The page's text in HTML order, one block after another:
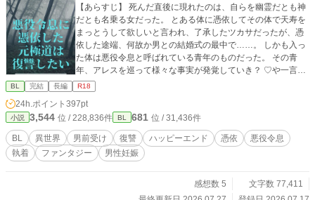
【あらすじ】 死んだ直後に現れたのは、自らを幽霊だとも神
だとも名乗る女だった。 とある体に憑依してその体で天寿を
まっとうして欲しいと言われ、了承したツカサだったが、憑
依した途端、何故か男との結婚式の最中で……。 しかも入っ
た体は悪役令息と呼ばれている青年のものだった。 その青
年、アレスを巡って様々な事実が発覚していき？ ♡や一言コ
メ（長文コメも大歓迎🙏✨)で応援していただけると嬉しいで
す🥹
BL 完結 長編 R18
24h.ポイント 397pt
小説 3,544 位 / 228,836件 BL 681 位 / 31,436件
BL 異世界 男前受け 復讐 ハッピーエンド 憑依
悪役令息
執着
ファンタジー 男性妊娠
感想数 5
文字数 77,411